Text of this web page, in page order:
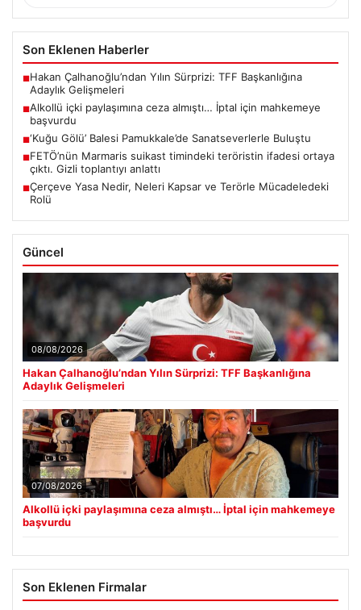
Son Eklenen Haberler
■Hakan Çalhanoğlu’ndan Yılın Sürprizi: TFF Başkanlığına
Adaylık Gelişmeleri
■Alkollü içki paylaşımına ceza almıştı… İptal için mahkemeye
başvurdu
■‘Kuğu Gölü’ Balesi Pamukkale’de Sanatseverlerle Buluştu
■FETÖ’nün Marmaris suikast timindeki teröristin ifadesi ortaya
çıktı. Gizli toplantıyı anlattı
■Çerçeve Yasa Nedir, Neleri Kapsar ve Terörle Mücadeledeki
Rolü
Güncel
08/08/2026
Hakan Çalhanoğlu’ndan Yılın Sürprizi: TFF Başkanlığına
Adaylık Gelişmeleri
07/08/2026
Alkollü içki paylaşımına ceza almıştı… İptal için mahkemeye
başvurdu
Son Eklenen Firmalar